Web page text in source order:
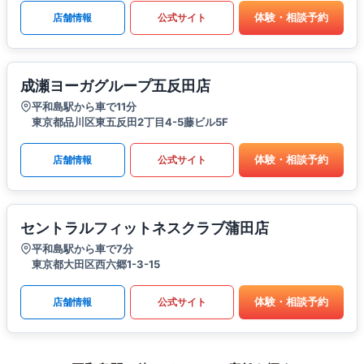
店舗情報 公式サイト 体験・相談予約
成瀬ヨーガグループ五反田店
平和島駅から車で11分
東京都品川区東五反田2丁目4-5藤ビル5F
店舗情報 公式サイト 体験・相談予約
セントラルフィットネスクラブ蒲田店
平和島駅から車で7分
東京都大田区西六郷1-3-15
店舗情報 公式サイト 体験・相談予約